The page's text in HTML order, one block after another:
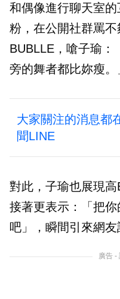
和偶像進行聊天室
粉，在公開社群罵
BUBLLE，嗆子瑜：
旁的舞者都比妳瘦。
大家關注的消息都
聞LINE
對此，子瑜也展現高
接著更表示：「把
吧」，瞬間引來網友
廣告 -